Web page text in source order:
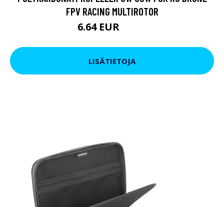
FPV RACING MULTIROTOR
6.64 EUR
LISÄTIETOJA